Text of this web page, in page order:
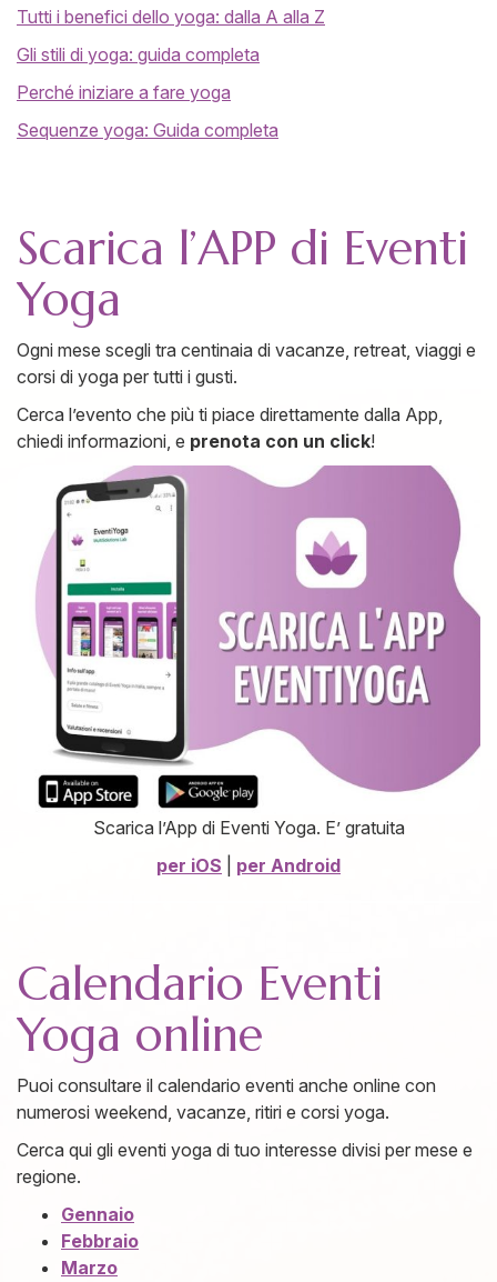
Tutti i benefici dello yoga: dalla A alla Z
Gli stili di yoga: guida completa
Perché iniziare a fare yoga
Sequenze yoga: Guida completa
Scarica l’APP di Eventi
Yoga
Ogni mese scegli tra centinaia di vacanze, retreat, viaggi e
corsi di yoga per tutti i gusti.
Cerca l’evento che più ti piace direttamente dalla App,
chiedi informazioni, e prenota con un click!
Scarica l’App di Eventi Yoga. E’ gratuita
per iOS
per Android
Calendario Eventi
Yoga online
Puoi consultare il calendario eventi anche online con
numerosi weekend, vacanze, ritiri e corsi yoga.
Cerca qui gli eventi yoga di tuo interesse divisi per mese e
regione.
Gennaio
Febbraio
Marzo